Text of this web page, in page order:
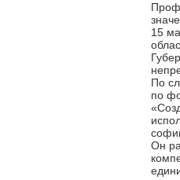
15
По
по
Он